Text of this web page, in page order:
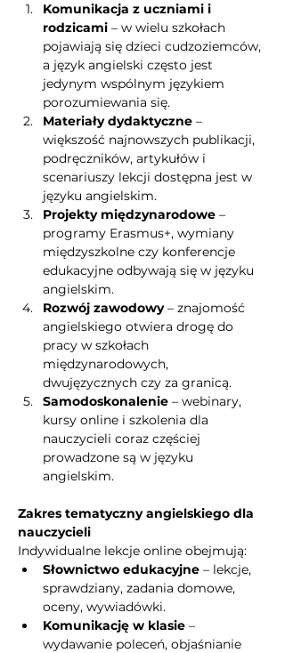
Komunikacja z uczniami i
rodzicami – w wielu szkołach
pojawiają się dzieci cudzoziemców,
a język angielski często jest
jedynym wspólnym językiem
porozumiewania się.
Materiały dydaktyczne –
większość najnowszych publikacji,
podręczników, artykułów i
scenariuszy lekcji dostępna jest w
języku angielskim.
Projekty międzynarodowe –
programy Erasmus+, wymiany
międzyszkolne czy konferencje
edukacyjne odbywają się w języku
angielskim.
Rozwój zawodowy – znajomość
angielskiego otwiera drogę do
pracy w szkołach
międzynarodowych,
dwujęzycznych czy za granicą.
Samodoskonalenie – webinary,
kursy online i szkolenia dla
nauczycieli coraz częściej
prowadzone są w języku
angielskim.
Zakres tematyczny angielskiego dla
nauczycieli
Indywidualne lekcje online obejmują:
Słownictwo edukacyjne – lekcje,
sprawdziany, zadania domowe,
oceny, wywiadówki.
Komunikację w klasie –
wydawanie poleceń, objaśnianie